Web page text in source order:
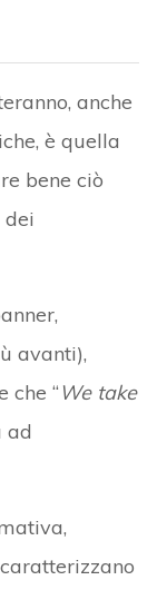
anche
è quella
bene ciò
avanti),
che “ We take
ad